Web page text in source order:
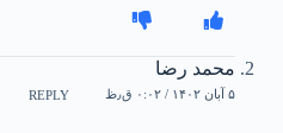
محمد رضا
۵ آبان ۱۴۰۲ / ۰:۰۲ ق٫ظ REPLY